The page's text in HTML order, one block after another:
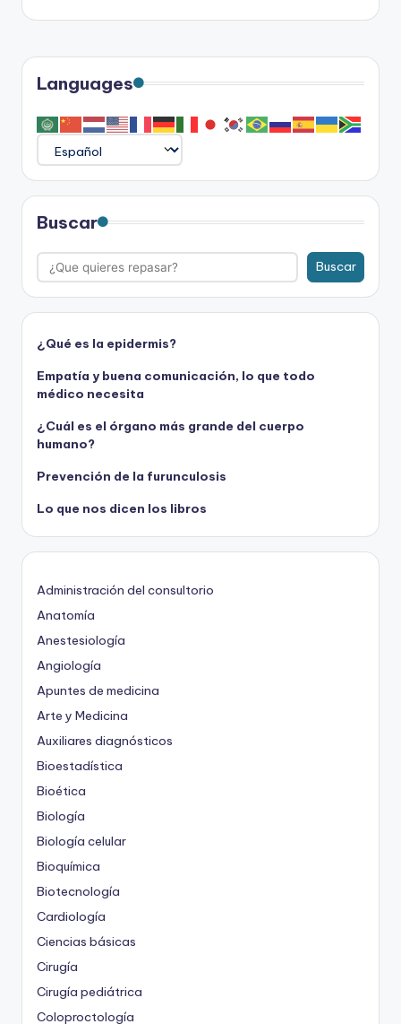
entradas
Languages
Buscar
Buscar
¿Qué es la epidermis?
Empatía y buena comunicación, lo que todo
médico necesita
¿Cuál es el órgano más grande del cuerpo
humano?
Prevención de la furunculosis
Lo que nos dicen los libros
Administración del consultorio
Anatomía
Anestesiología
Angiología
Apuntes de medicina
Arte y Medicina
Auxiliares diagnósticos
Bioestadística
Bioética
Biología
Biología celular
Bioquímica
Biotecnología
Cardiología
Ciencias básicas
Cirugía
Cirugía pediátrica
Coloproctología